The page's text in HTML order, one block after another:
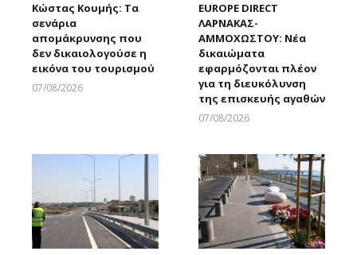
Κώστας Κουμής: Τα
σενάρια
απομάκρυνσης που
δεν δικαιολογούσε η
εικόνα του τουρισμού
07/08/2026
EUROPE DIRECT
ΛΑΡΝΑΚΑΣ-
ΑΜΜΟΧΩΣΤΟΥ: Νέα
δικαιώματα
εφαρμόζονται πλέον
για τη διευκόλυνση
της επισκευής αγαθών
07/08/2026